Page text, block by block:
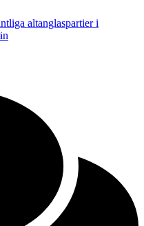
altanglaspartier i